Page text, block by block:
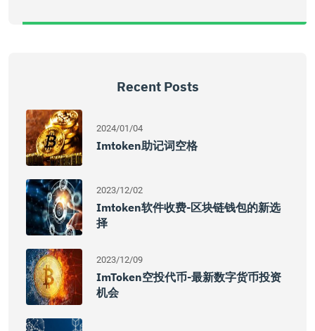
Recent Posts
2024/01/04
Imtoken助记词空格
2023/12/02
Imtoken软件收费-区块链钱包的新选
择
2023/12/09
ImToken空投代币-最新数字货币投资
机会